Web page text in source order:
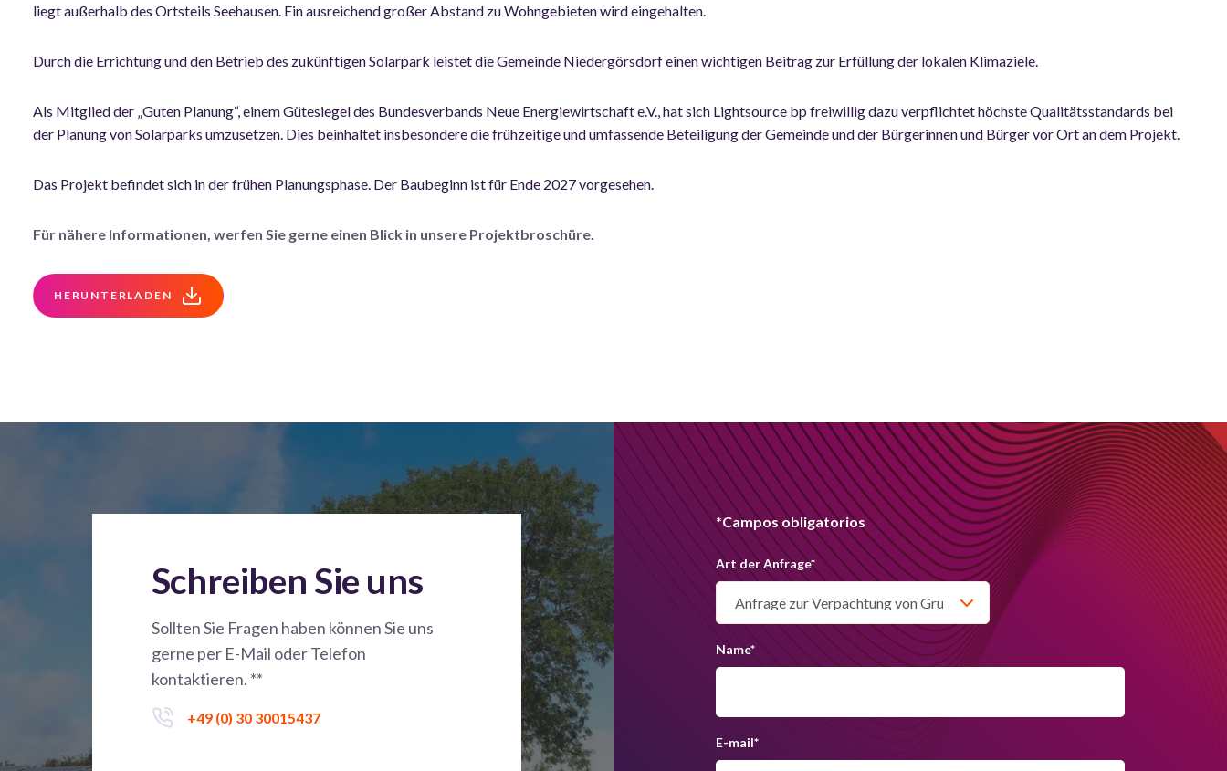
liegt außerhalb des Ortsteils Seehausen. Ein ausreichend großer Abstand zu Wohngebieten wird eingehalten.
Durch die Errichtung und den Betrieb des zukünftigen Solarpark leistet die Gemeinde Niedergörsdorf einen wichtigen Beitrag zur Erfüllung der lokalen Klimaziele.
Als Mitglied der „Guten Planung“, einem Gütesiegel des Bundesverbands Neue Energiewirtschaft e.V., hat sich Lightsource bp freiwillig dazu verpflichtet höchste Qualitätsstandards bei
der Planung von Solarparks umzusetzen. Dies beinhaltet insbesondere die frühzeitige und umfassende Beteiligung der Gemeinde und der Bürgerinnen und Bürger vor Ort an dem Projekt.
Das Projekt befindet sich in der frühen Planungsphase. Der Baubeginn ist für Ende 2027 vorgesehen.
Für nähere Informationen, werfen Sie gerne einen Blick in unsere Projektbroschüre.
HERUNTERLADEN
Schreiben Sie uns
Sollten Sie Fragen haben können Sie uns
gerne per E-Mail oder Telefon
kontaktieren. **
+49 (0) 30 30015437
*Campos obligatorios
Art der Anfrage*
Name*
E-mail*